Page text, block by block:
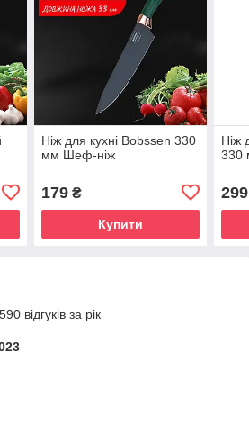
Ніж для кухні Bobssen 330
мм Шеф-ніж
179₴
Купити
Ніж
330
299
відгуків за рік